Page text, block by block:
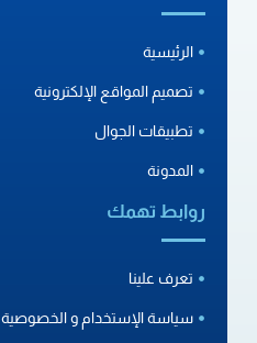
الرئيسية
تصميم المواقع الإلكترونية
تطبيقات الجوال
المدونة
روابط تهمك
تعرف علينا
سياسة الإستخدام و الخصوصية